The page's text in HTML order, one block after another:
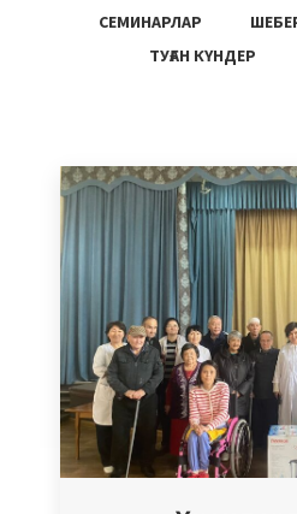
СЕМИНАРЛАР
ТУҒАН КҮНДЕР